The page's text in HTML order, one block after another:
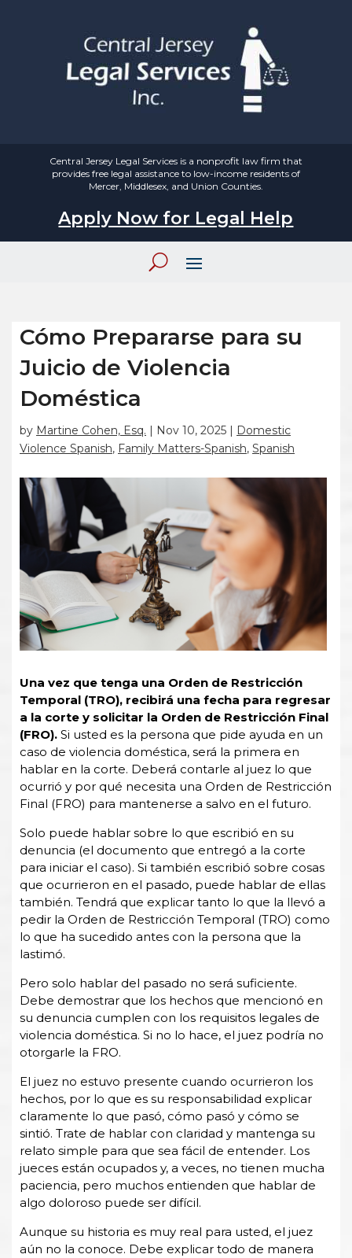
Central Jersey Legal Services is a nonprofit law firm that
provides free legal assistance to low-income residents of
Mercer, Middlesex, and Union Counties.
Apply Now for Legal Help
Cómo Prepararse para su
Juicio de Violencia
Doméstica
by Martine Cohen, Esq. | Nov 10, 2025 | Domestic
Violence Spanish, Family Matters-Spanish, Spanish
Una vez que tenga una Orden de Restricción
Temporal (TRO), recibirá una fecha para regresar
a la corte y solicitar la Orden de Restricción Final
(FRO). Si usted es la persona que pide ayuda en un
caso de violencia doméstica, será la primera en
hablar en la corte. Deberá contarle al juez lo que
ocurrió y por qué necesita una Orden de Restricción
Final (FRO) para mantenerse a salvo en el futuro.
Solo puede hablar sobre lo que escribió en su
denuncia (el documento que entregó a la corte
para iniciar el caso). Si también escribió sobre cosas
que ocurrieron en el pasado, puede hablar de ellas
también. Tendrá que explicar tanto lo que la llevó a
pedir la Orden de Restricción Temporal (TRO) como
lo que ha sucedido antes con la persona que la
lastimó.
Pero solo hablar del pasado no será suficiente.
Debe demostrar que los hechos que mencionó en
su denuncia cumplen con los requisitos legales de
violencia doméstica. Si no lo hace, el juez podría no
otorgarle la FRO.
El juez no estuvo presente cuando ocurrieron los
hechos, por lo que es su responsabilidad explicar
claramente lo que pasó, cómo pasó y cómo se
sintió. Trate de hablar con claridad y mantenga su
relato simple para que sea fácil de entender. Los
jueces están ocupados y, a veces, no tienen mucha
paciencia, pero muchos entienden que hablar de
algo doloroso puede ser difícil.
Aunque su historia es muy real para usted, el juez
aún no la conoce. Debe explicar todo de manera